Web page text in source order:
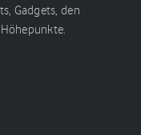
Gadgets, den